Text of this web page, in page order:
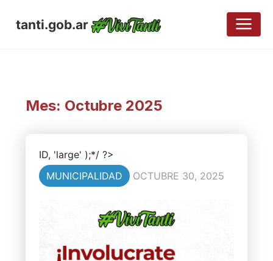
tanti.gob.ar
Mes: Octubre 2025
ID, 'large' );*/ ?>
MUNICIPALIDAD
OCTUBRE 30, 2025